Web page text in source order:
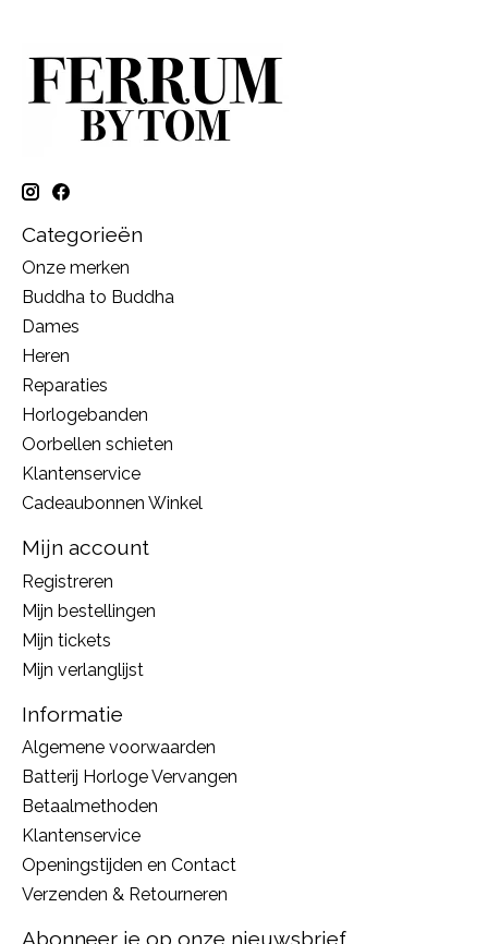
Categorieën
Onze merken
Buddha to Buddha
Dames
Heren
Reparaties
Horlogebanden
Oorbellen schieten
Klantenservice
Cadeaubonnen Winkel
Mijn account
Registreren
Mijn bestellingen
Mijn tickets
Mijn verlanglijst
Informatie
Algemene voorwaarden
Batterij Horloge Vervangen
Betaalmethoden
Klantenservice
Openingstijden en Contact
Verzenden & Retourneren
Abonneer je op onze nieuwsbrief